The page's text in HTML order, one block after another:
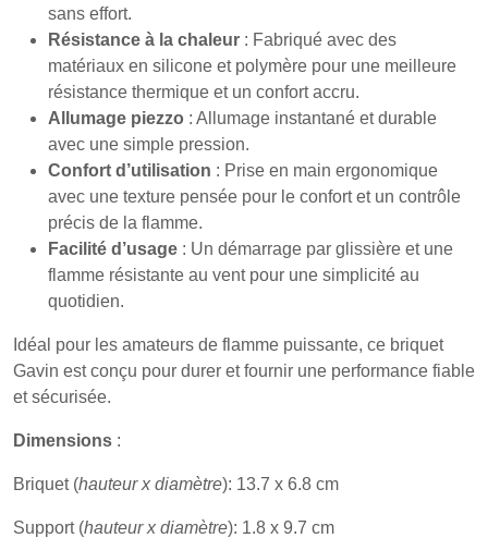
sans effort.
Résistance à la chaleur : Fabriqué avec des
matériaux en silicone et polymère pour une meilleure
résistance thermique et un confort accru.
Allumage piezzo : Allumage instantané et durable
avec une simple pression.
Confort d’utilisation : Prise en main ergonomique
avec une texture pensée pour le confort et un contrôle
précis de la flamme.
Facilité d’usage : Un démarrage par glissière et une
flamme résistante au vent pour une simplicité au
quotidien.
Idéal pour les amateurs de flamme puissante, ce briquet
Gavin est conçu pour durer et fournir une performance fiable
et sécurisée.
Dimensions :
Briquet (hauteur x diamètre): 13.7 x 6.8 cm
Support (hauteur x diamètre): 1.8 x 9.7 cm